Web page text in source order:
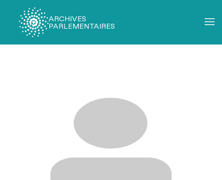
ARCHIVES
PARLEMENTAIRES